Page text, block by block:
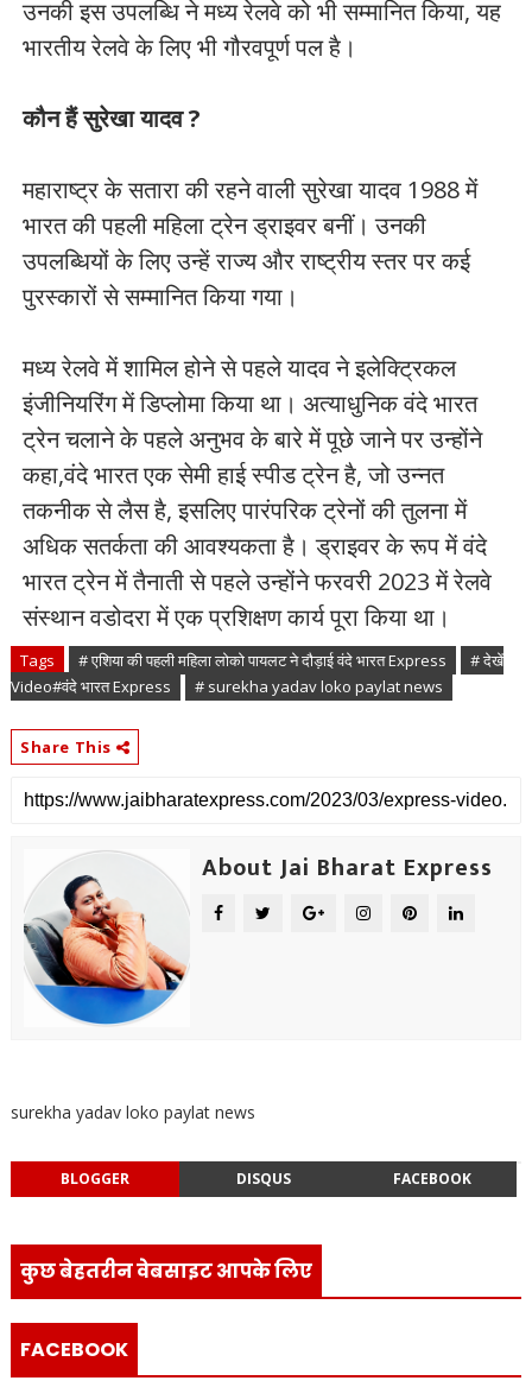
उनकी इस उपलब्धि ने मध्य रेलवे को भी सम्मानित किया, यह
भारतीय रेलवे के लिए भी गौरवपूर्ण पल है।
कौन हैं सुरेखा यादव ?
महाराष्ट्र के सतारा की रहने वाली सुरेखा यादव 1988 में
भारत की पहली महिला ट्रेन ड्राइवर बनीं। उनकी
उपलब्धियों के लिए उन्हें राज्य और राष्ट्रीय स्तर पर कई
पुरस्कारों से सम्मानित किया गया।
मध्य रेलवे में शामिल होने से पहले यादव ने इलेक्ट्रिकल
इंजीनियरिंग में डिप्लोमा किया था। अत्याधुनिक वंदे भारत
ट्रेन चलाने के पहले अनुभव के बारे में पूछे जाने पर उन्होंने
कहा,वंदे भारत एक सेमी हाई स्पीड ट्रेन है, जो उन्नत
तकनीक से लैस है, इसलिए पारंपरिक ट्रेनों की तुलना में
अधिक सतर्कता की आवश्यकता है। ड्राइवर के रूप में वंदे
भारत ट्रेन में तैनाती से पहले उन्होंने फरवरी 2023 में रेलवे
संस्थान वडोदरा में एक प्रशिक्षण कार्य पूरा किया था।
Tags # एशिया की पहली महिला लोको पायलट ने दौड़ाई वंदे भारत Express
# देखें
Video#वंदे भारत Express
# surekha yadav loko paylat news
Share This
About Jai Bharat Express
surekha yadav loko paylat news
BLOGGER DISQUS FACEBOOK
कुछ बेहतरीन वेबसाइट आपके लिए
FACEBOOK